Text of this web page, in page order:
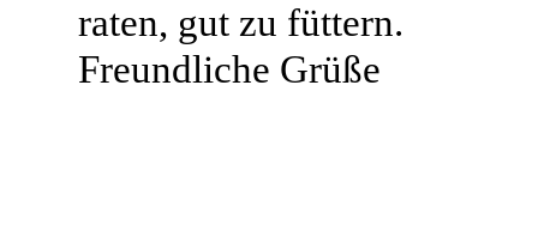
raten, gut zu füttern.
Freundliche Grüße